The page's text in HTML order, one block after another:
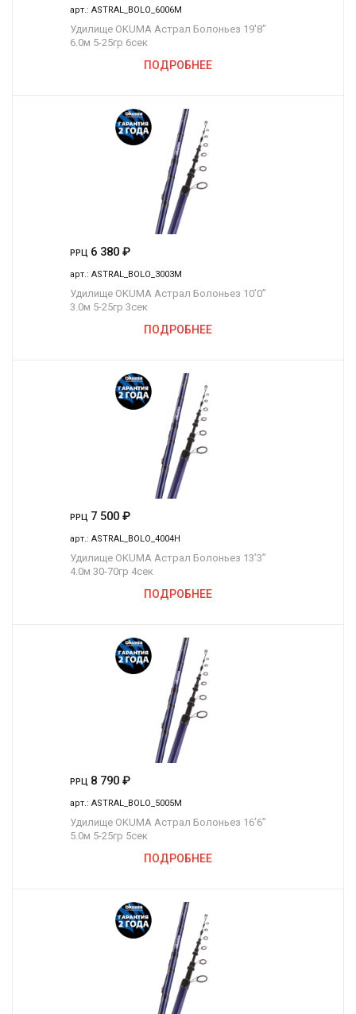
арт.: ASTRAL_BOLO_6006M
Удилище OKUMA Астрал Болоньез 19'8"
6.0м 5-25гр 6сек
ПОДРОБНЕЕ
РРЦ 6 380 ₽
арт.: ASTRAL_BOLO_3003M
Удилище OKUMA Астрал Болоньез 10’0”
3.0м 5-25гр 3сек
ПОДРОБНЕЕ
РРЦ 7 500 ₽
арт.: ASTRAL_BOLO_4004H
Удилище OKUMA Астрал Болоньез 13’3”
4.0м 30-70гр 4сек
ПОДРОБНЕЕ
РРЦ 8 790 ₽
арт.: ASTRAL_BOLO_5005M
Удилище OKUMA Астрал Болоньез 16’6”
5.0м 5-25гр 5сек
ПОДРОБНЕЕ